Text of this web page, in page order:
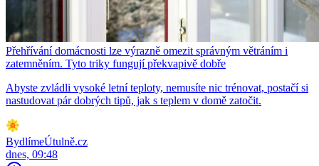
Přehřívání domácnosti lze výrazně omezit správným větráním i
zatemněním. Tyto triky fungují překvapivě dobře
Abyste zvládli vysoké letní teploty, nemusíte nic trénovat, postačí si
nastudovat pár dobrých tipů, jak s teplem v domě zatočit.
BydlímeÚtulně.cz
dnes, 09:48